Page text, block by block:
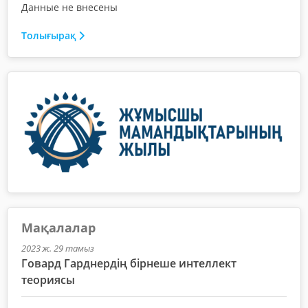
Данные не внесены
Толығырақ
Мақалалар
2023 ж. 29 тамыз
Говард Гарднердің бірнеше интеллект
теориясы